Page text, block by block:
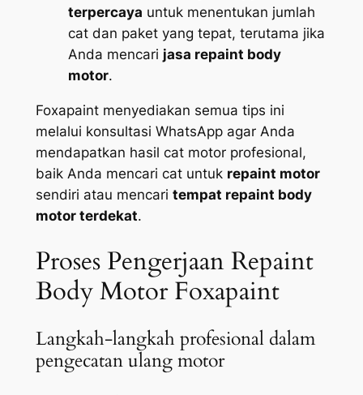
terpercaya untuk menentukan jumlah
cat dan paket yang tepat, terutama jika
Anda mencari jasa repaint body
motor.
Foxapaint menyediakan semua tips ini
melalui konsultasi WhatsApp agar Anda
mendapatkan hasil cat motor profesional,
baik Anda mencari cat untuk repaint motor
sendiri atau mencari tempat repaint body
motor terdekat.
Proses Pengerjaan Repaint
Body Motor Foxapaint
Langkah-langkah profesional dalam
pengecatan ulang motor